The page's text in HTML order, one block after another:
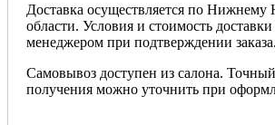
Доставка осуществляется по Нижнему
области. Условия и стоимость
менеджером при подтверждении заказа.
Самовывоз доступен из салона.
получения можно уточнить при